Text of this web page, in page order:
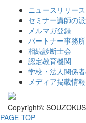
ニュースリリース
セミナー講師の
メルマガ登録
パートナー事務所
相続診断士会
認定教育機関
学校・法人関係
メディア掲載情報
Copyright©
PAGE TOP